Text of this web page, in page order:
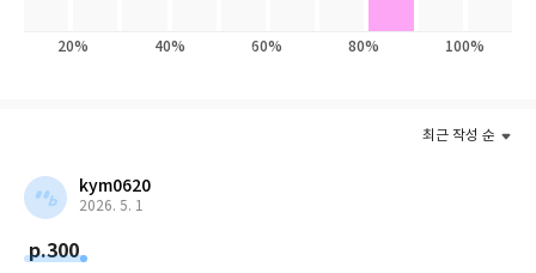
『취향을 설계하는 곳, 츠타야(위즈덤하우스 刊)』는 CCC 최고경
는 34년 전 35평 규모의 작은 대여점을 시작할 때부터 현재의 성공
으면’ 하고 마음이 뜨거워지는 공간에 집중했다.
마스다 무네아키는 일본 내 ‘혁신의 아이콘’ ‘지금 가장 주목받는 경
20% 40% 60% 80% 100%
최근 작성 순
kym0620
2026. 5. 1
p.300